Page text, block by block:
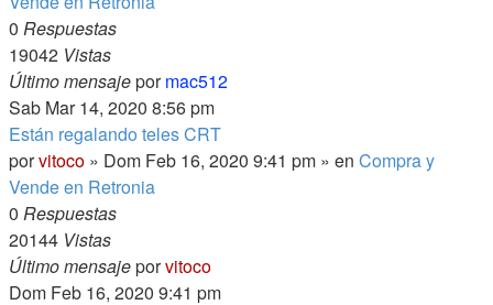
0 Respuestas
19042 Vistas
Último mensajepormac512
Sab Mar 14, 2020 8:56 pm
Están regalando teles CRT
porvitoco » Dom Feb 16, 2020 9:41 pm » en Compra y
Vende en Retronia
0 Respuestas
20144 Vistas
Último mensajeporvitoco
Dom Feb 16, 2020 9:41 pm